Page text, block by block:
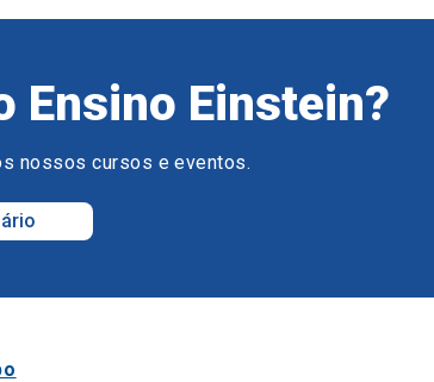
Ensino Einstein?
nossos cursos e eventos.